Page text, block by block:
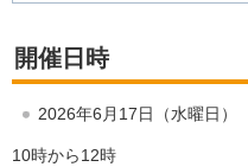
開催日時
2026年6月17日（水曜日）
10時から12時